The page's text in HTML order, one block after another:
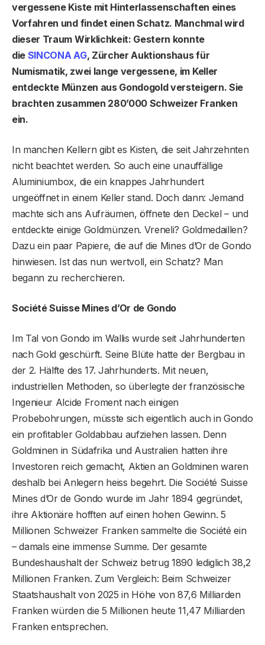
vergessene Kiste mit Hinterlassenschaften eines
Vorfahren und findet einen Schatz. Manchmal wird
dieser Traum Wirklichkeit: Gestern konnte
die SINCONA AG, Zürcher Auktionshaus für
Numismatik, zwei lange vergessene, im Keller
entdeckte Münzen aus Gondogold versteigern. Sie
brachten zusammen 280’000 Schweizer Franken
ein.
In manchen Kellern gibt es Kisten, die seit Jahrzehnten
nicht beachtet werden. So auch eine unauffällige
Aluminiumbox, die ein knappes Jahrhundert
ungeöffnet in einem Keller stand. Doch dann: Jemand
machte sich ans Aufräumen, öffnete den Deckel – und
entdeckte einige Goldmünzen. Vreneli? Goldmedaillen?
Dazu ein paar Papiere, die auf die Mines d’Or de Gondo
hinwiesen. Ist das nun wertvoll, ein Schatz? Man
begann zu recherchieren.
Société Suisse Mines d’Or de Gondo
Im Tal von Gondo im Wallis wurde seit Jahrhunderten
nach Gold geschürft. Seine Blüte hatte der Bergbau in
der 2. Hälfte des 17. Jahrhunderts. Mit neuen,
industriellen Methoden, so überlegte der französische
Ingenieur Alcide Froment nach einigen
Probebohrungen, müsste sich eigentlich auch in Gondo
ein profitabler Goldabbau aufziehen lassen. Denn
Goldminen in Südafrika und Australien hatten ihre
Investoren reich gemacht, Aktien an Goldminen waren
deshalb bei Anlegern heiss begehrt. Die Société Suisse
Mines d’Or de Gondo wurde im Jahr 1894 gegründet,
ihre Aktionäre hofften auf einen hohen Gewinn. 5
Millionen Schweizer Franken sammelte die Société ein
– damals eine immense Summe. Der gesamte
Bundeshaushalt der Schweiz betrug 1890 lediglich 38,2
Millionen Franken. Zum Vergleich: Beim Schweizer
Staatshaushalt von 2025 in Höhe von 87,6 Milliarden
Franken würden die 5 Millionen heute 11,47 Milliarden
Franken entsprechen.